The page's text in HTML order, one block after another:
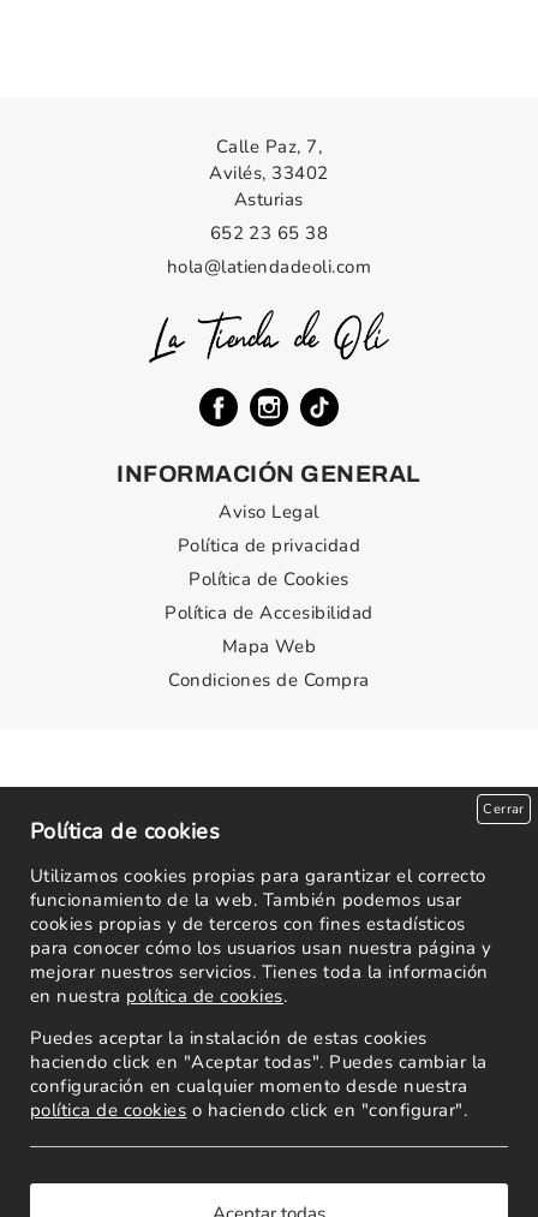
Calle Paz, 7,
Avilés, 33402
Asturias
652 23 65 38
hola@latiendadeoli.com
INFORMACIÓN GENERAL
Aviso Legal
Política de privacidad
Política de Cookies
Política de Accesibilidad
Mapa Web
Condiciones de Compra
Cerrar
Política de cookies
Utilizamos cookies propias para garantizar el correcto
funcionamiento de la web. También podemos usar
cookies propias y de terceros con fines estadísticos
para conocer cómo los usuarios usan nuestra página y
mejorar nuestros servicios. Tienes toda la información
en nuestra política de cookies.
Puedes aceptar la instalación de estas cookies
haciendo click en "Aceptar todas". Puedes cambiar la
configuración en cualquier momento desde nuestra
política de cookies o haciendo click en "configurar".